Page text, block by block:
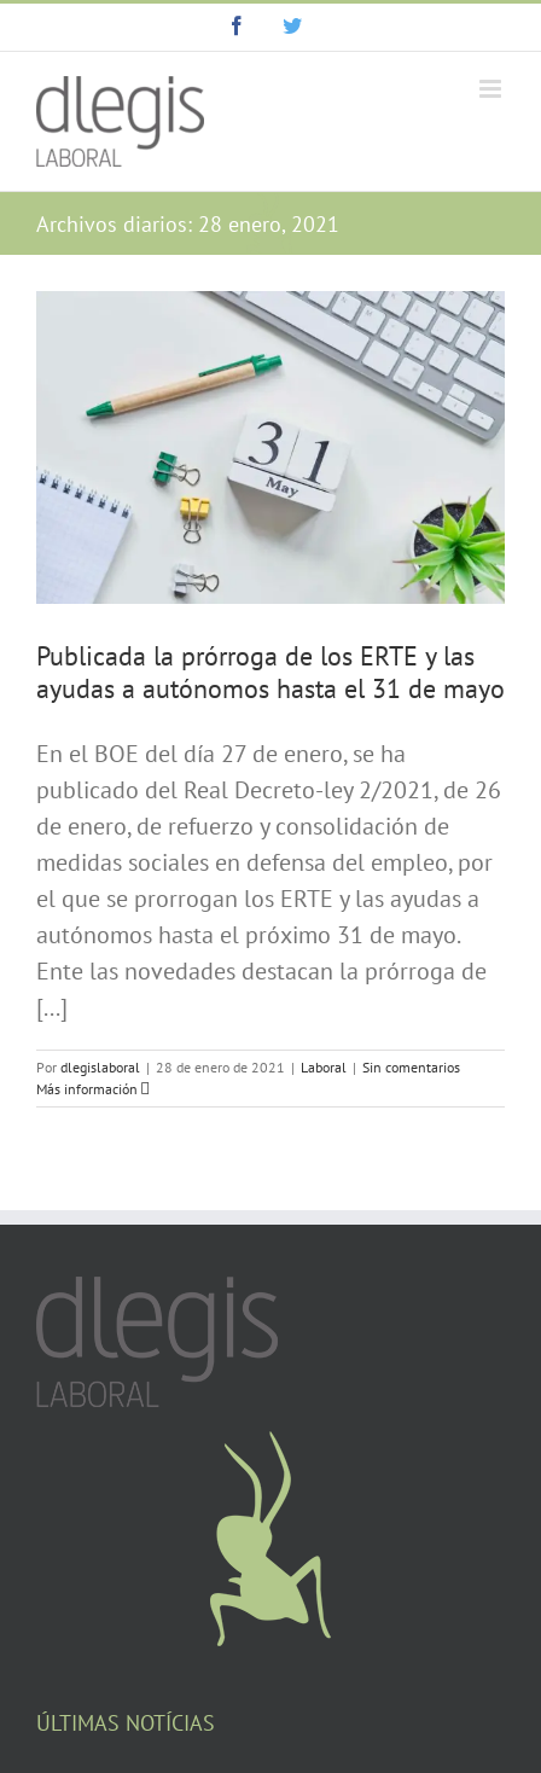
al
contenido
FacebookTwitter
Archivos diarios: 28 enero, 2021
Publicada la prórroga de los ERTE y las
ayudas a autónomos hasta el 31 de mayo
En el BOE del día 27 de enero, se ha
publicado del Real Decreto-ley 2/2021, de 26
de enero, de refuerzo y consolidación de
medidas sociales en defensa del empleo, por
el que se prorrogan los ERTE y las ayudas a
autónomos hasta el próximo 31 de mayo.
Ente las novedades destacan la prórroga de
[...]
Por dlegislaboral | 28 de enero de 2021 | Laboral | Sin comentarios
Más información
ÚLTIMAS NOTÍCIAS